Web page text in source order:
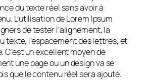
du texte réel sans avoir à
L’utilisation de Lorem Ipsum
de tester l’alignement, la
texte, l’espacement des lettres, et
C’est un excellent moyen de
une page ou un design va se
que le contenu réel sera ajouté.